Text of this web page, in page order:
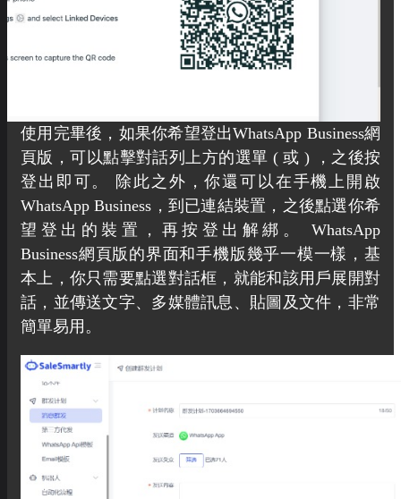
使用完畢後，如果你希望登出WhatsApp Business網
頁版，可以點擊對話列上方的選單 ( 或 ) ，之後按
登出即可。 除此之外，你還可以在手機上開啟
WhatsApp Business，到已連結裝置，之後點選你希
望登出的裝置，再按登出解綁。 WhatsApp
Business網頁版的界面和手機版幾乎一模一樣，基
本上，你只需要點選對話框，就能和該用戶展開對
話，並傳送文字、多媒體訊息、貼圖及文件，非常
簡單易用。